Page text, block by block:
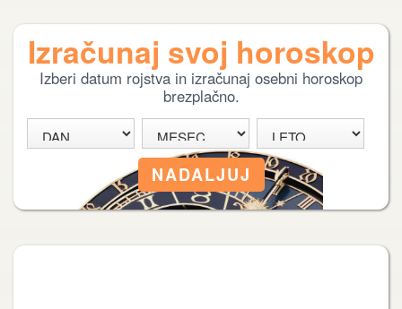
Izračunaj svoj horoskop
Izberi datum rojstva in izračunaj osebni horoskop
brezplačno.